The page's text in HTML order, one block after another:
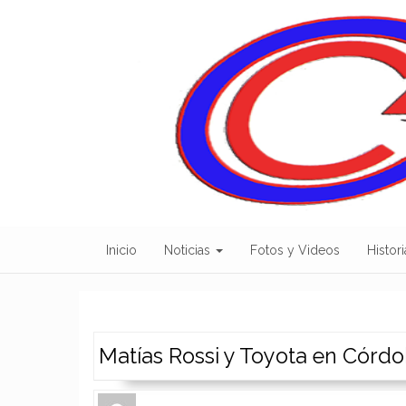
Inicio Noticias Fotos y Videos
Matías Rossi y Toyota en
Author